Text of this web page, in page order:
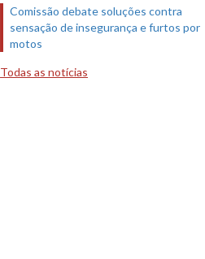
Comissão debate soluções contra
sensação de insegurança e furtos por
motos
Todas as notícias